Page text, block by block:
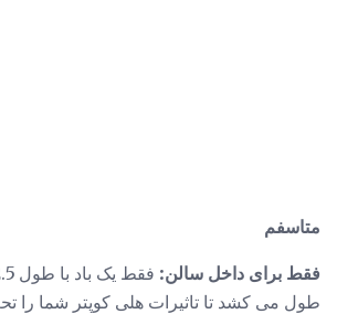
متاسفم
فقط برای داخل سالن:
طول می کشد تا تاثیرات هلی کوپتر شما را